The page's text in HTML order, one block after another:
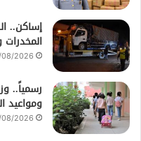
إساكن..
المخدرات ويحجز 7
2026
رسمياً..
ومواعيد
2026